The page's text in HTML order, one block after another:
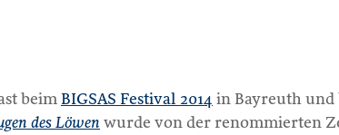
beim BIGSAS Festival 2014 in Bayreuth und
des Löwen wurde von der renommierten